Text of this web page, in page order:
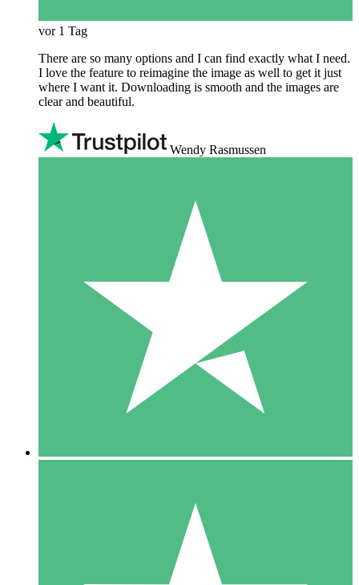
vor 1 Tag
There are so many options and I can find exactly what I need.
I love the feature to reimagine the image as well to get it just
where I want it. Downloading is smooth and the images are
clear and beautiful.
Wendy Rasmussen